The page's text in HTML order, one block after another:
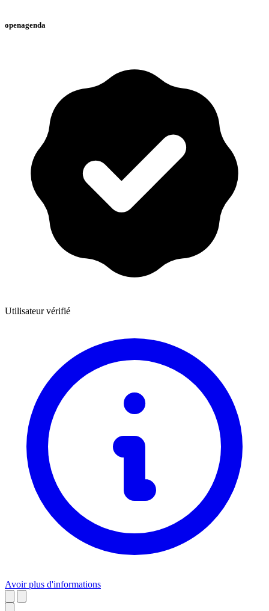
openagenda
Utilisateur vérifié
Avoir plus d'informations